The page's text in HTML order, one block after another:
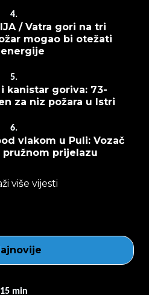
4.
/ Vatra gori na tri
mogao bi otežati
5.
kanistar goriva: 73-
za niz požara u Istri
6.
vlakom u Puli: Vozač
pružnom prijelazu
više vijesti
15 min